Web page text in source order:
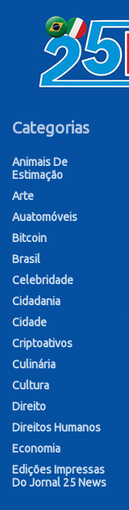
Categorias
Animais De
Estimação
Arte
Auatomóveis
Bitcoin
Brasil
Celebridade
Cidadania
Cidade
Criptoativos
Culinária
Cultura
Direito
Direitos Humanos
Economia
Edições Impressas
Do Jornal 25 News